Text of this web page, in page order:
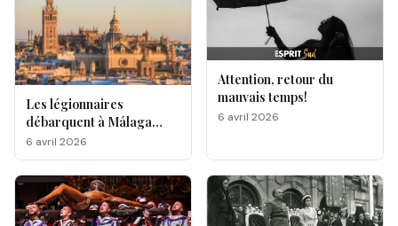
Les légionnaires
débarquent à Málaga
pour la Semaine Sainte
6 avril 2026
Attention, retour du
mauvais temps!
6 avril 2026